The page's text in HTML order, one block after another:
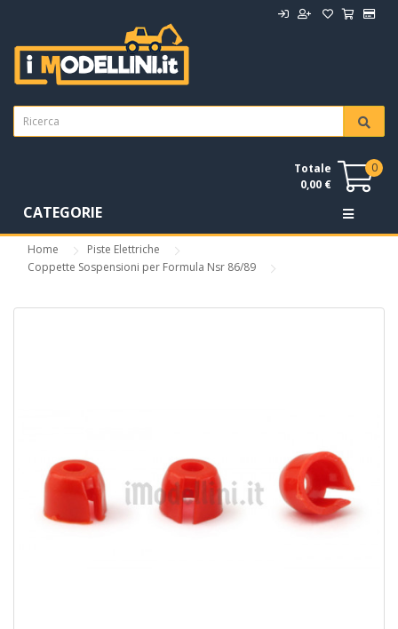
0
Totale
0,00 €
CATEGORIE
Home
Piste Elettriche
Coppette Sospensioni per Formula Nsr 86/89